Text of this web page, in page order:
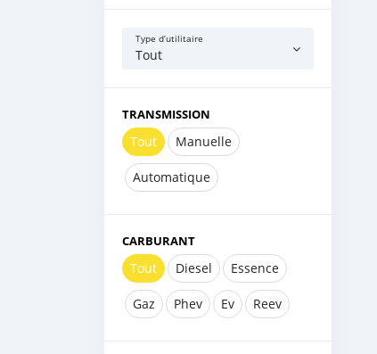
Type d’utilitaire
Tout
TRANSMISSION
Tout Manuelle
Automatique
CARBURANT
Tout Diesel Essence
Gaz Phev Ev Reev